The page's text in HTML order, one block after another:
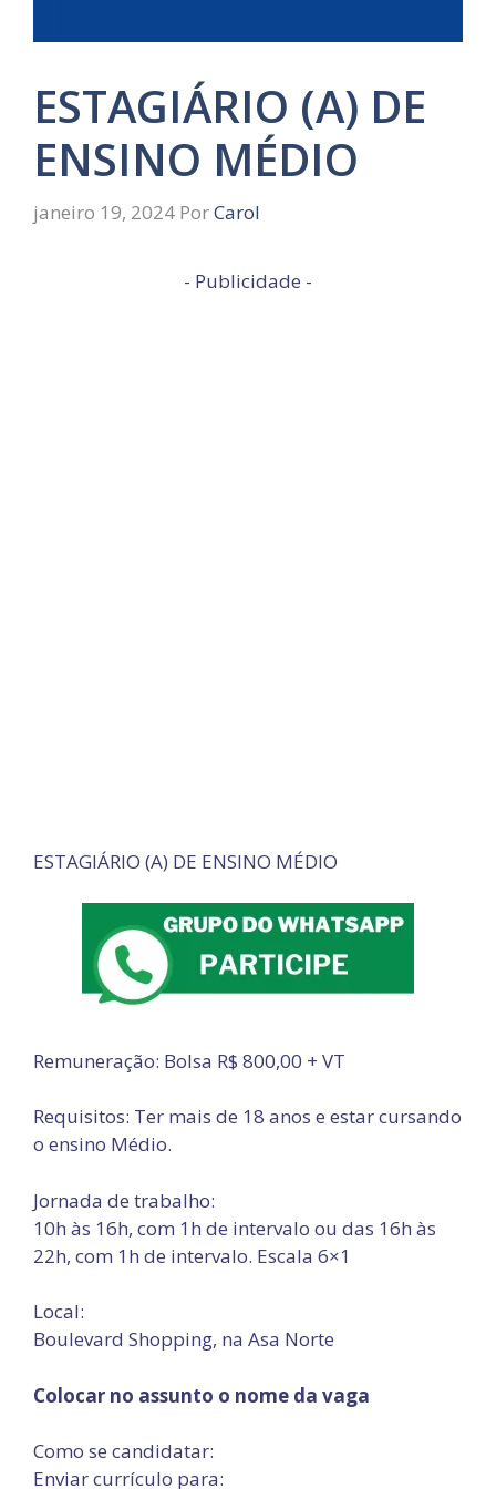
ESTAGIÁRIO (A) DE
ENSINO MÉDIO
janeiro 19, 2024 PorCarol
- Publicidade -
ESTAGIÁRIO (A) DE ENSINO MÉDIO
Remuneração: Bolsa R$ 800,00 + VT
Requisitos: Ter mais de 18 anos e estar cursando
o ensino Médio.
Jornada de trabalho:
10h às 16h, com 1h de intervalo ou das 16h às
22h, com 1h de intervalo. Escala 6×1
Local:
Boulevard Shopping, na Asa Norte
Colocar no assunto o nome da vaga
Como se candidatar:
Enviar currículo para: